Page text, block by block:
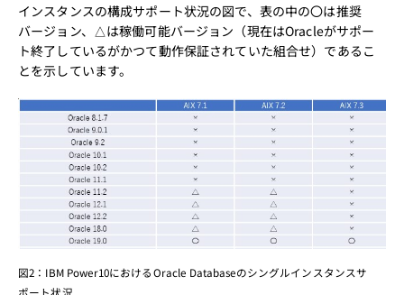
インスタンスの構成サポート状況の図で、表の中の〇は推奨
バージョン、△は稼働可能バージョン（現在はOracleがサポー
ト終了しているがかつて動作保証されていた組合せ）であるこ
とを示しています。
図2：IBM Power10におけるOracle Databaseのシングルインスタンスサ